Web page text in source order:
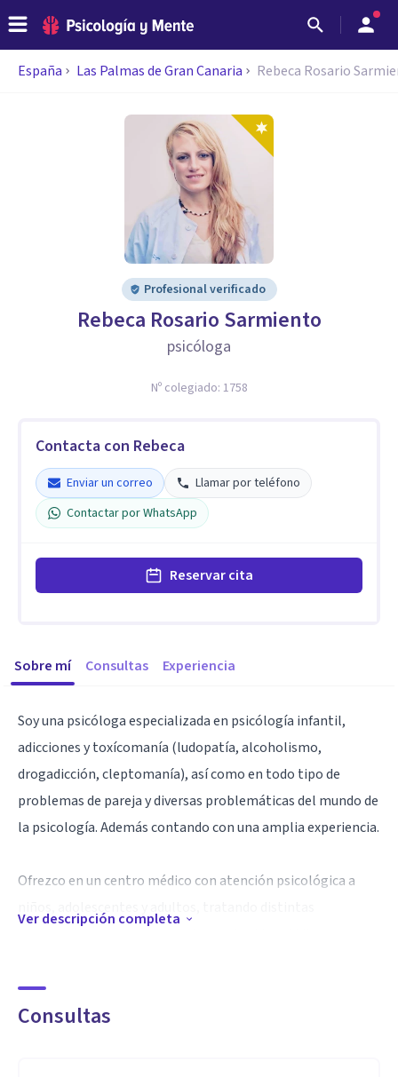
España Las Palmas de Gran Canaria Rebeca Rosario
Profesional verificado
Rebeca Rosario Sarmiento
psicóloga
Nº colegiado: 1758
Contacta con Rebeca
Enviar un correo
Llamar por teléfono
Contactar por WhatsApp
Reservar cita
Sobre mí Consultas Experiencia
Soy una psicóloga especializada en psicólogía infantil,
adicciones y toxícomanía (ludopatía, alcoholismo,
drogadicción, cleptomanía), así como en todo tipo de
problemas de pareja y diversas problemáticas del mundo de
la psicología. Además contando con una amplia experiencia.
Ofrezco en un centro médico con atención psicológica a
Ofrezco los siguientes servicios:
Ver descripción completa
Consultas